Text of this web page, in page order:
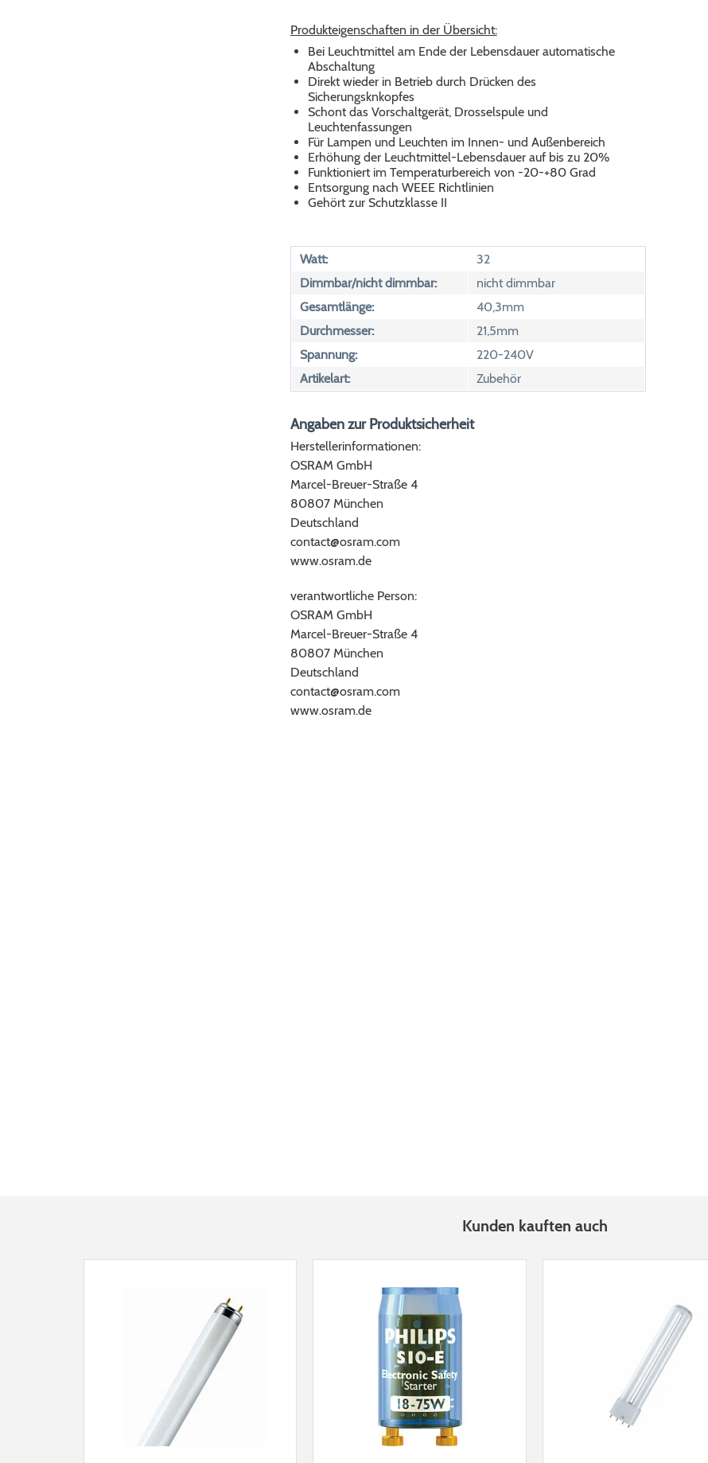
Produkteigenschaften in der Übersicht:
Bei Leuchtmittel am Ende der Lebensdauer automatische
Abschaltung
Direkt wieder in Betrieb durch Drücken des
Sicherungsknkopfes
Schont das Vorschaltgerät, Drosselspule und
Leuchtenfassungen
Für Lampen und Leuchten im Innen- und Außenbereich
Erhöhung der Leuchtmittel-Lebensdauer auf bis zu 20%
Funktioniert im Temperaturbereich von -20-+80 Grad
Entsorgung nach WEEE Richtlinien
Gehört zur Schutzklasse II
Watt:
32
Dimmbar/nicht dimmbar:
nicht dimmbar
Gesamtlänge:
40,3mm
Durchmesser:
21,5mm
Spannung:
220-240V
Artikelart:
Zubehör
Angaben zur Produktsicherheit
Herstellerinformationen:
OSRAM GmbH
Marcel-Breuer-Straße 4
80807 München
Deutschland
contact@osram.com
www.osram.de
verantwortliche Person:
OSRAM GmbH
Marcel-Breuer-Straße 4
80807 München
Deutschland
contact@osram.com
www.osram.de
Kunden kauften auch